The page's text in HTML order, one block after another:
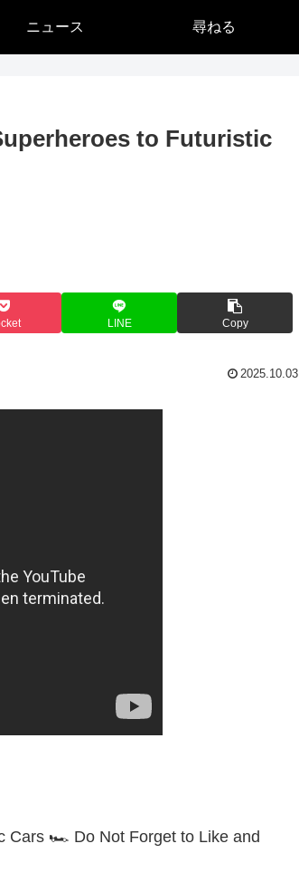
ニュース 尋ねる
to Futuristic
LINE Copy
2025.10.03
Cars 🏎️ Do Not Forget to Like and